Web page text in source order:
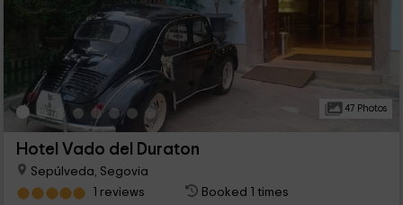
47 Photos
Hotel Vado del Duraton
Sepúlveda, Segovia
1 reviews
Booked 1 times